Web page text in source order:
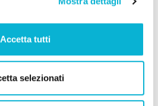
Accetta tutti
selezionati